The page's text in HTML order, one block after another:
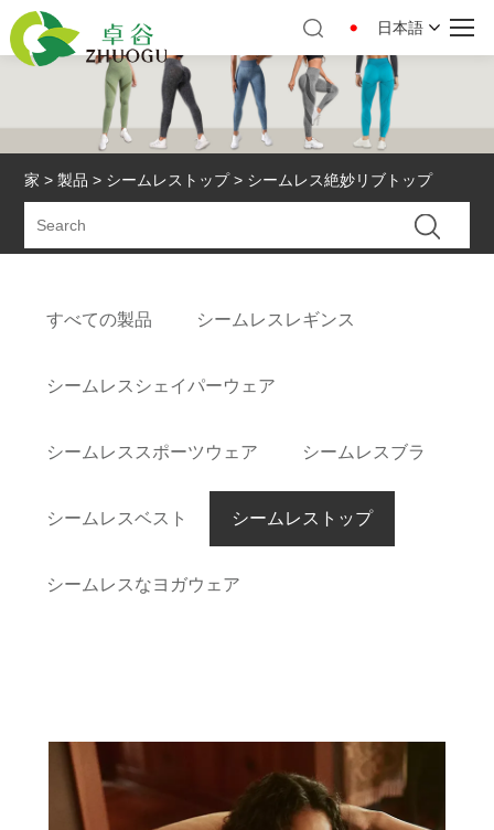
日本語
家 > 製品 > シームレストップ> シームレス絶妙リブトップ
すべての製品 シームレスレギンス
シームレスシェイパーウェア
シームレススポーツウェア シームレスブラ
シームレスベスト シームレストップ
シームレスなヨガウェア